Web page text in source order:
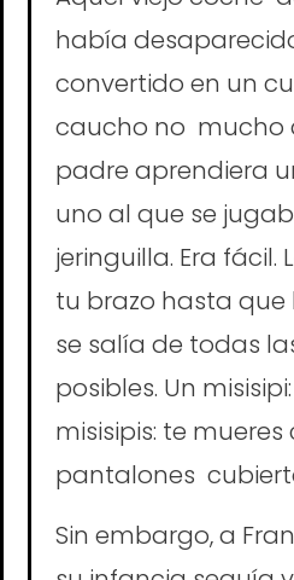
había
convertido en un
caucho no mucho
padre aprendiera
uno al que se
jeringuilla. Era fácil.
tu brazo hasta
se salía de todas
posibles. Un
misisipis: te mueres
pantalones
Sin embargo, a